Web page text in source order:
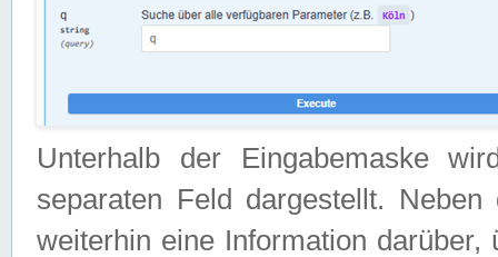
Unterhalb der Eingabemaske
separaten Feld dargestellt.
weiterhin eine Information